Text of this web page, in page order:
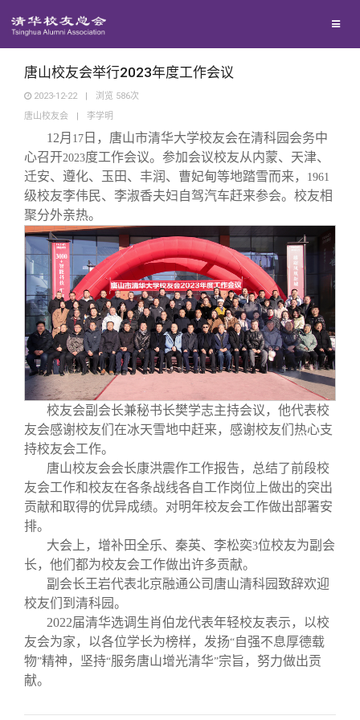
地区联络
院系校友工作
兴趣群体
西南联大校友会
回馈母校
捐赠新闻
捐赠方法
义工计划
《清华校友通讯》
我要订阅
新媒体平台
百年清华
清华故事
青春风采
校友文苑
校友讲坛
校友视界
终身学习
信息化服务
三创大赛
实用信息
校友总会
总会简介
会长致辞
总会章程
理事会名单
制度法规
联系我们
关闭
唐山校友会举行2023年度工作会议
2023-12-22 | 浏览 586次
唐山校友会
| 李学明
12月 17 日，唐山市清华大学校友会在清科园会务中
心召开2023度工作会议。参加会议校友从内蒙、天津、
迁安、遵化、玉田、丰润、曹妃甸等地踏雪而来，
1961
级校友李伟民、李淑香夫妇自驾汽车赶来参会。校友相
聚分外亲热。
校友会副会长兼秘书长樊学志主持会议，他代表校
友会感谢校友们在冰天雪地中赶来，感谢校友们热心支
持校友会工作。
唐山校友会会长康洪震作工作报告，总结了前段校
友会工作和校友在各条战线各自工作岗位上做出的突出
贡献和取得的优异成绩。对明年校友会工作做出部署安
排。
大会上，增补田全乐、秦英、李松奕3位校友为副会
长，他们都为校友会工作做出许多贡献。
副会长王岩代表北京融通公司唐山清科园致辞欢迎
校友们到清科园。
2022届清华选调生肖伯龙代表年轻校友表示，以校
友会为家，以各位学长为榜样，发扬“自强不息厚德载
物”精神，坚持“服务唐山增光清华”宗旨，努力做出贡
献。